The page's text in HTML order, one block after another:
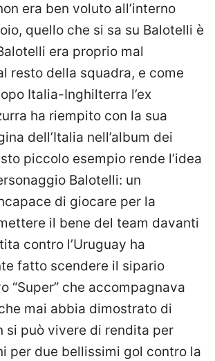
era ben voluto all’interno
quello che si sa su Balotelli è
era proprio mal
resto della squadra, e come
Italia-Inghilterra l’ex
ha riempito con la sua
dell’Italia nell’album dei
piccolo esempio rende l’idea
Balotelli: un
di giocare per la
il bene del team davanti
contro l’Uruguay ha
fatto scendere il sipario
“Super” che accompagnava
mai abbia dimostrato di
si può vivere di rendita per
per due bellissimi gol contro la